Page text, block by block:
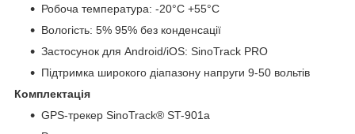
Робоча температура: -20°C +55°C
Вологість: 5% 95% без конденсації
Застосунок для Android/iOS: SinoTrack PRO
Підтримка широкого діапазону напруги 9-50 вольтів
Комплектація
GPS-трекер SinoTrack® ST-901a